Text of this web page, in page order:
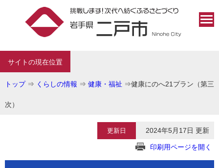
サイトの現在位置
トップ⇒ くらしの情報 ⇒ 健康・福祉 ⇒健康にのへ21プラン（第三
次）
更新日 2024年5月17日 更新
印刷用ページを開く